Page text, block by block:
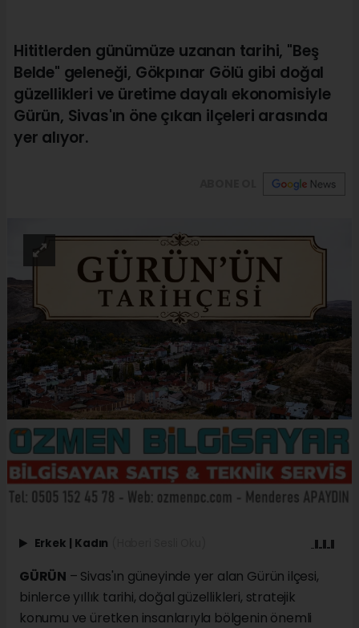
Hititlerden günümüze uzanan tarihi, "Beş
Belde" geleneği, Gökpınar Gölü gibi doğal
güzellikleri ve üretime dayalı ekonomisiyle
Gürün, Sivas'ın öne çıkan ilçeleri arasında
yer alıyor.
Erkek | Kadın
GÜRÜN – Sivas'ın güneyinde yer alan Gürün ilçesi,
binlerce yıllık tarihi, doğal güzellikleri, stratejik
konumu ve üretken insanlarıyla bölgenin önemli